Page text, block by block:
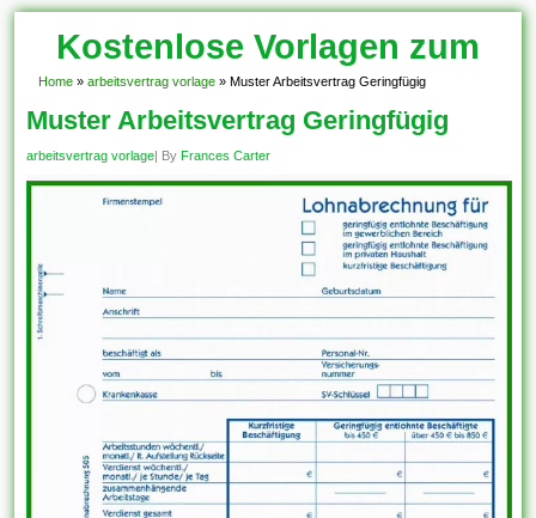
Kostenlose Vorlagen zum
Download!
Home » arbeitsvertrag vorlage » Muster Arbeitsvertrag Geringfügig
Muster Arbeitsvertrag Geringfügig
arbeitsvertrag vorlage| By Frances Carter